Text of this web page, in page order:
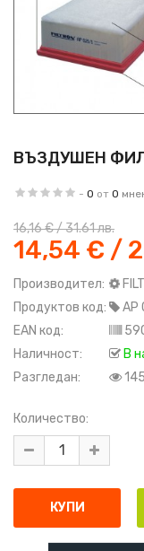
ВЪЗДУШЕН
- 0 от 0
14,54 € /
16,16 € / 31.61 лв.
Производител:
Продуктов код:
AP
EAN код:
Наличност:
В
Разгледан:
Количество: